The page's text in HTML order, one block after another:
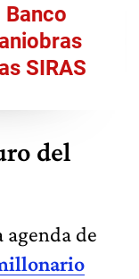
Banco
SIRAS
del
agenda de